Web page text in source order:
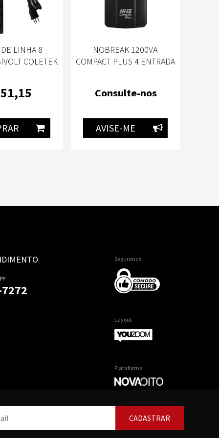
LINHA 8
COLETEK
51,15
NOBREAK 1200VA
COMPACT PLUS 4 ENTRADA
Consulte-nos
AVISE-ME
Segurança
Layout
Plataforma
CADASTRAR